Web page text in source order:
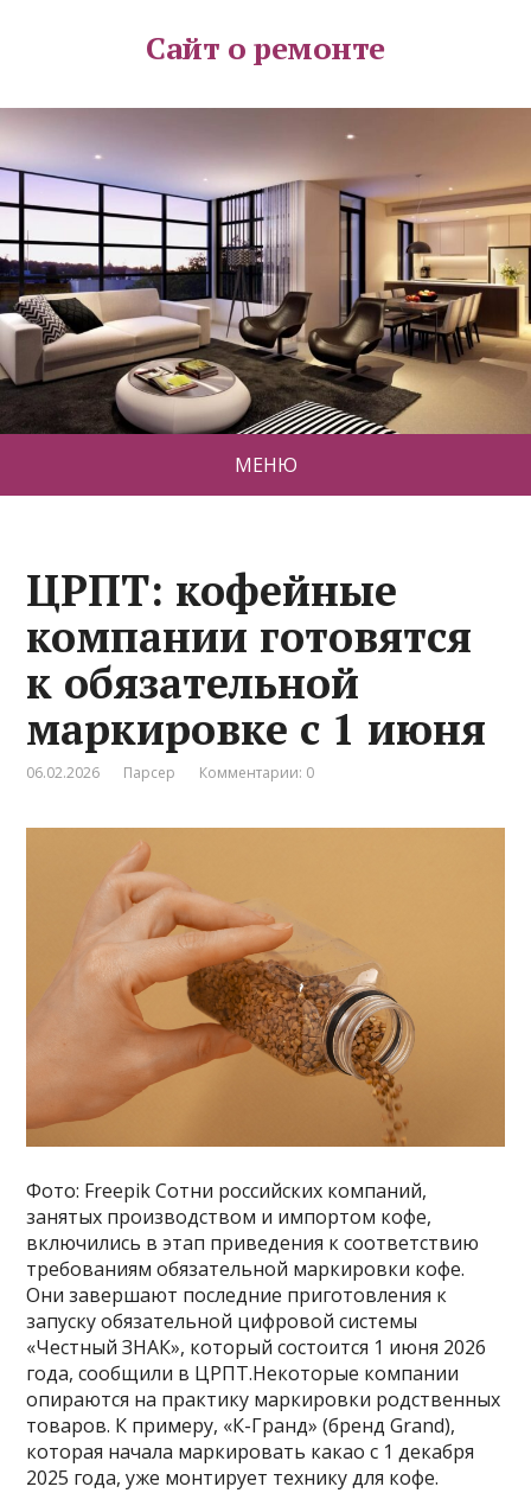
Сайт о ремонте
МЕНЮ
ЦРПТ: кофейные
компании готовятся
к обязательной
маркировке с 1 июня
06.02.2026 Парсер Комментарии: 0
Фото: Freepik Сотни российских компаний,
занятых производством и импортом кофе,
включились в этап приведения к соответствию
требованиям обязательной маркировки кофе.
Они завершают последние приготовления к
запуску обязательной цифровой системы
«Честный ЗНАК», который состоится 1 июня 2026
года, сообщили в ЦРПТ.Некоторые компании
опираются на практику маркировки родственных
товаров. К примеру, «К-Гранд» (бренд Grand),
которая начала маркировать какао с 1 декабря
2025 года, уже монтирует технику для кофе.